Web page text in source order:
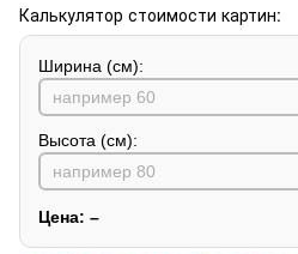
Калькулятор стоимости картин:
Ширина (см):
Высота (см):
Цена: –